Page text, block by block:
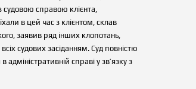
справою клієнта,
в цей час з клієнтом, склав
заявив ряд інших клопотань,
судових засіданням. Суд повністю
справі у зв’язку з